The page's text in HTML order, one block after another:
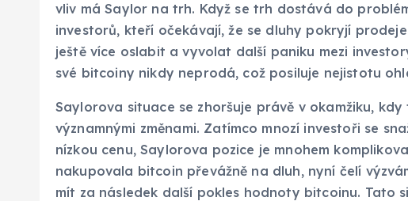
vliv má Saylor na trh. Když se trh dostává do
investorů, kteří očekávají, že se dluhy pokryjí
ještě více oslabit a vyvolat další paniku mezi
své bitcoiny nikdy neprodá, což posiluje nejistotu
Saylorova situace se zhoršuje právě v okamžiku,
významnými změnami. Zatímco mnozí investoři se
nízkou cenu, Saylorova pozice je mnohem
nakupovala bitcoin převážně na dluh, nyní čelí
mít za následek další pokles hodnoty bitcoinu. Tato